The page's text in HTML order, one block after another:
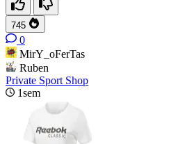
745
0
MirY_oFerTas
Ruben
Private Sport Shop
1sem